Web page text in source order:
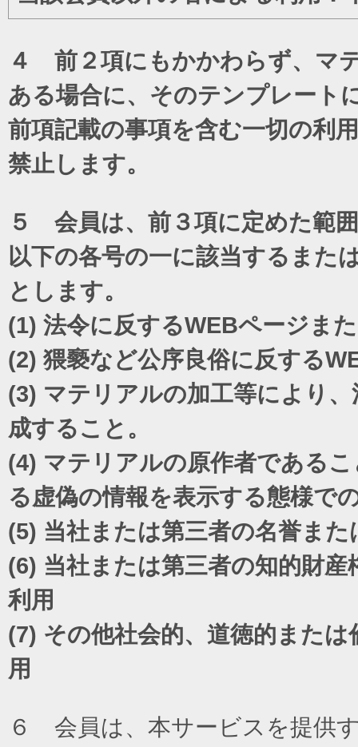
４ 前２項にもかかわらず、マ
ある場合に、そのテンプレート
前項記載の事項を含む一切の利
禁止します。
５ 会員は、前３項に定めた範
以下の各号の一に該当するまた
とします。
(1) 法令に反するWEBページま
(2) 猥褻など公序良俗に反する
(3) マテリアルの加工等により
成すること。
(4) マテリアルの原作者である
る虚偽の情報を表示する態様で
(5) 当社または第三者の名誉ま
(6) 当社または第三者の知的財
利用
(7) その他社会的、道徳的また
用
６ 会員は、本サービスを提供